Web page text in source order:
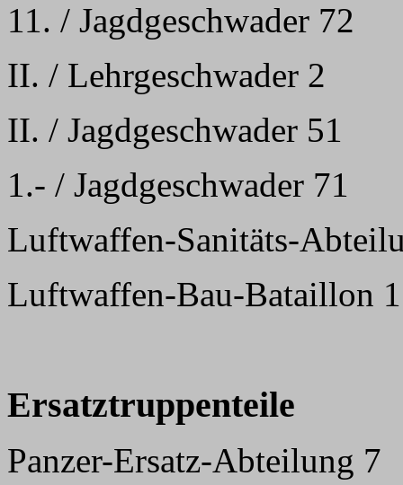
11. / Jagdgeschwader 72
II. / Lehrgeschwader 2
II. / Jagdgeschwader 51
1.- / Jagdgeschwader 71
Luftwaffen-Sanitäts-
Luftwaffen-Bau-Bataillon
Ersatztruppenteile
Panzer-Ersatz-Abteilung 7